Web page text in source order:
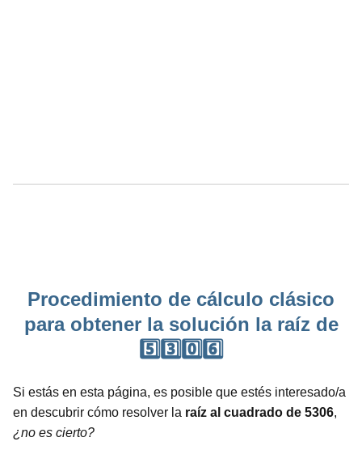
Procedimiento de cálculo clásico
para obtener la solución la raíz de
5️⃣3️⃣0️⃣6️⃣
Si estás en esta página, es posible que estés interesado/a
en descubrir cómo resolver la raíz al cuadrado de 5306,
¿no es cierto?